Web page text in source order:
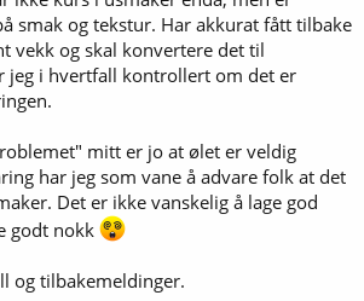
smak og tekstur. Har akkurat fått tilbake
vekk og skal konvertere det til
jeg i hvertfall kontrollert om det er
mitt er jo at ølet er veldig
har jeg som vane å advare folk at det
Det er ikke vanskelig å lage god
godt nokk
og tilbakemeldinger.